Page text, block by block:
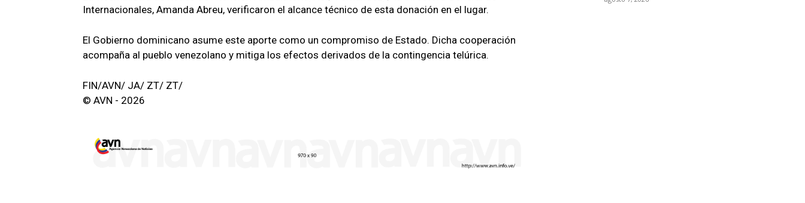
Internacionales, Amanda Abreu, verificaron el alcance técnico de esta donación en el lugar.
El Gobierno dominicano asume este aporte como un compromiso de Estado. Dicha cooperación
acompaña al pueblo venezolano y mitiga los efectos derivados de la contingencia telúrica.
FIN/AVN/ JA/ ZT/ ZT/
© AVN - 2026